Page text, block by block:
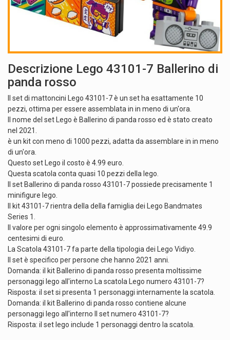
Descrizione Lego 43101-7 Ballerino di
panda rosso
Il set di mattoncini Lego 43101-7 è un set ha esattamente 10
pezzi, ottima per essere assemblata in in meno di un'ora.
Il nome del set Lego è Ballerino di panda rosso ed è stato creato
nel 2021.
è un kit con meno di 1000 pezzi, adatta da assemblare in in meno
di un'ora.
Questo set Lego il costo è 4.99 euro.
Questa scatola conta quasi 10 pezzi della lego.
Il set Ballerino di panda rosso 43101-7 possiede precisamente 1
minifigure lego.
Il kit 43101-7 rientra della della famiglia dei Lego Bandmates
Series 1.
Il valore per ogni singolo elemento è approssimativamente 49.9
centesimi di euro.
La Scatola 43101-7 fa parte della tipologia dei Lego Vidiyo.
Il set è specifico per persone che hanno 2021 anni.
Domanda: il kit Ballerino di panda rosso presenta moltissime
personaggi lego all'interno La scatola Lego numero 43101-7?
Risposta: il set si presenta 1 personaggi internamente la scatola.
Domanda: il kit Ballerino di panda rosso contiene alcune
personaggi lego all'interno Il set numero 43101-7?
Risposta: il set lego include 1 personaggi dentro la scatola.